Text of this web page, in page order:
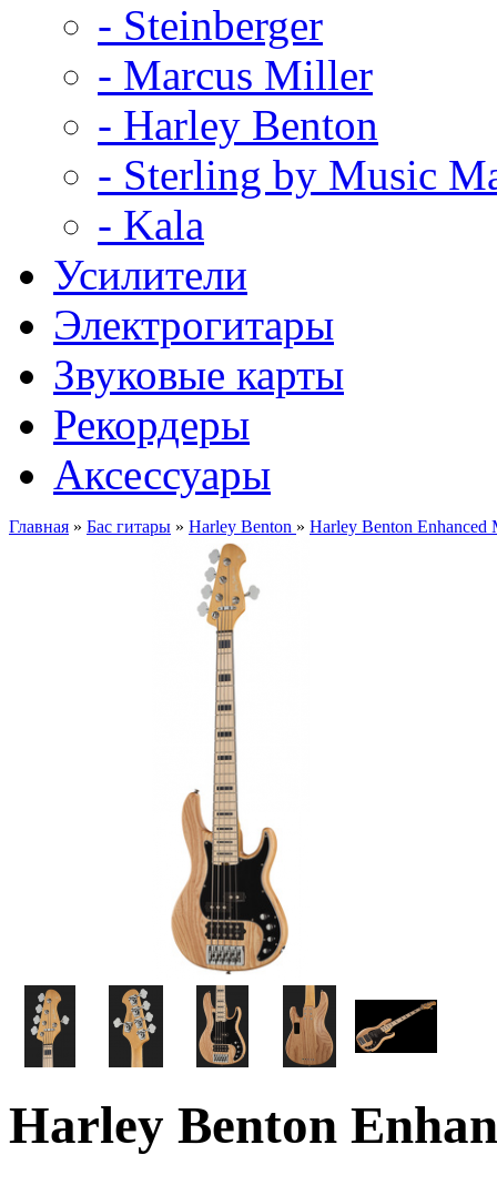
- Steinberger
- Marcus Miller
- Harley Benton
- Sterling by Music
- Kala
Усилители
Электрогитары
Звуковые карты
Рекордеры
Аксессуары
Главная » Бас гитары » Harley Benton » Harley Benton Enhanced
Harley Benton